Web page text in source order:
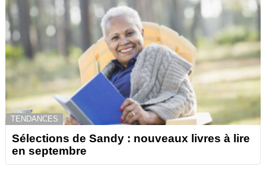
TENDANCES
Sélections de Sandy : nouveaux livres à lire
en septembre